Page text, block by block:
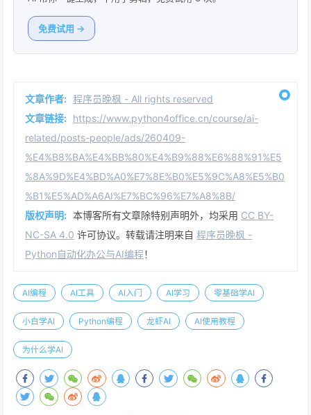
免费试用 →
文章作者: 程序员晚枫 - All rights reserved
文章链接: https://www.python4office.cn/course/ai-
related/posts-people/ads/260409-
%E4%B8%BA%E4%BB%80%E4%B9%88%E6%88%91%E5
%8A%9D%E4%BD%A0%E7%8E%B0%E5%9C%A8%E5%B0
%B1%E5%AD%A6AI%E7%BC%96%E7%A8%8B/
版权声明: 本博客所有文章除特别声明外，均采用 CC BY-
NC-SA 4.0 许可协议。转载请注明来自 程序员晚枫 -
Python自动化办公与AI编程！
AI编程 AI工具 AI入门 AI学习 零基础学AI
小白学AI Python编程 龙虾AI AI使用教程
为什么学AI